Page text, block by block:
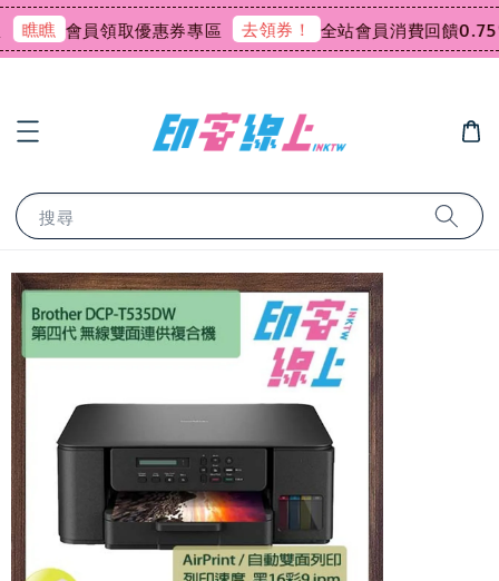
會員領取優惠券專區 去領券！ 全站會員消費回饋0.75%購
搜尋